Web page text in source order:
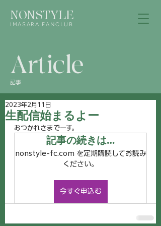
NONSTYLE
IMASARA FANCLUB
Article
記事
生配信始まるよー
2023年2月11日
おつかれさまでーす。
記事の続きは…
nonstyle-fc.com を定期購読してお読み
ください。
今すぐ申込む